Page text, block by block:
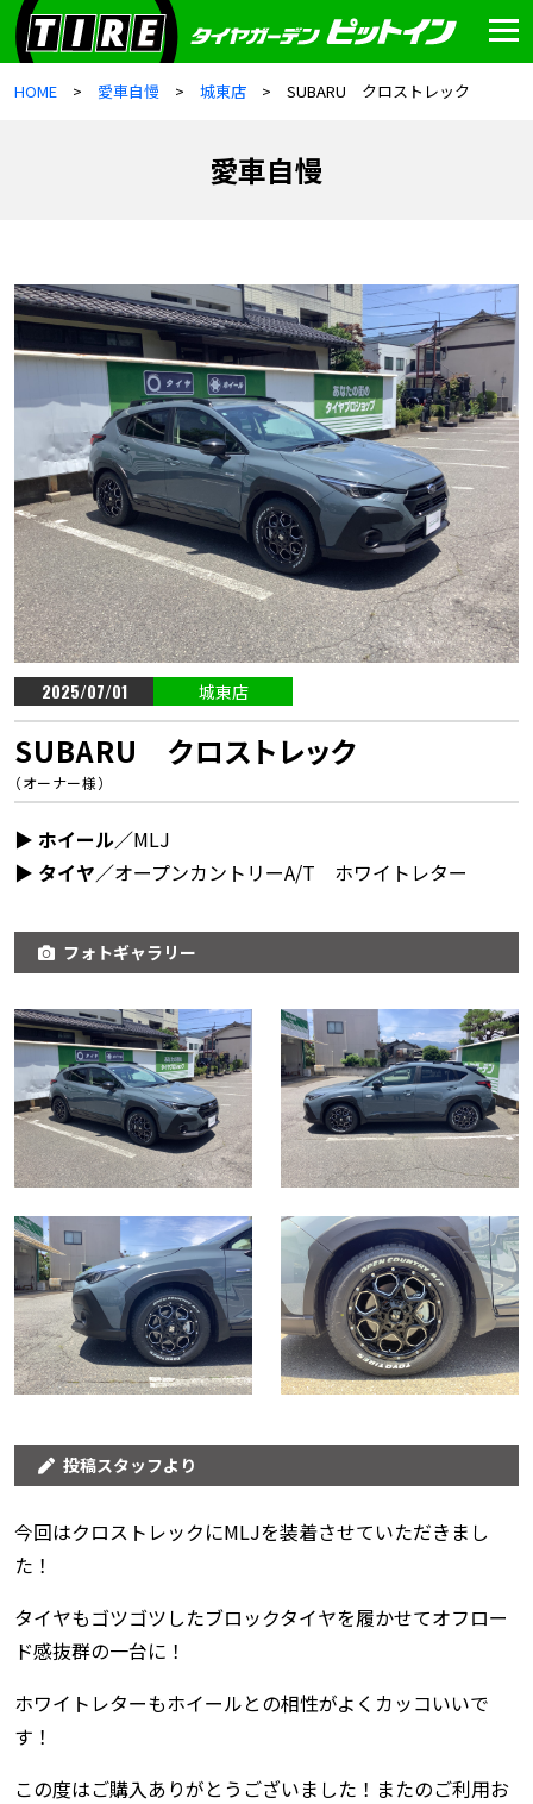
HOME 愛車自慢 城東店 SUBARU クロストレック
愛車自慢
2025/07/01 城東店
SUBARU クロストレック
（オーナー様）
▶︎ ホイール／MLJ
▶︎ タイヤ／オープンカントリーA/T ホワイトレター
フォトギャラリー
投稿スタッフより
今回はクロストレックにMLJを装着させていただきまし
た！
タイヤもゴツゴツしたブロックタイヤを履かせてオフロー
ド感抜群の一台に！
ホワイトレターもホイールとの相性がよくカッコいいで
す！
この度はご購入ありがとうございました！またのご利用お